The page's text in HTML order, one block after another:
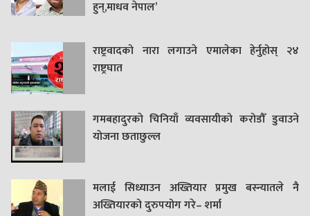
हुन्,माधव नेपाल’
राष्ट्रवादको नारा लगाउने एमालेका हेर्नुहोस् २४
राष्ट्रघात
गमबहादुरकाे चिनियाँ व्यवसायीको करोडौँ डुवाउने
याेजना छताछुल्ल
मलाई सिध्याउन अख्तियार प्रमुख बस्न्यातले नै
अख्तियारको दुरुपयोग गरे– शर्मा